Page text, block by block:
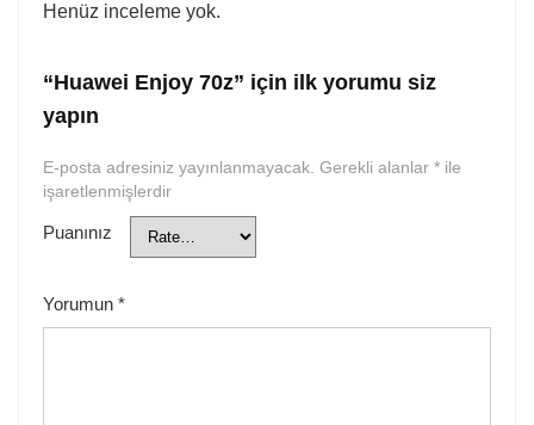
Henüz inceleme yok.
“Huawei Enjoy 70z” için ilk yorumu siz
yapın
E-posta adresiniz yayınlanmayacak. Gerekli alanlar * ile
işaretlenmişlerdir
Puanınız
Yorumun *